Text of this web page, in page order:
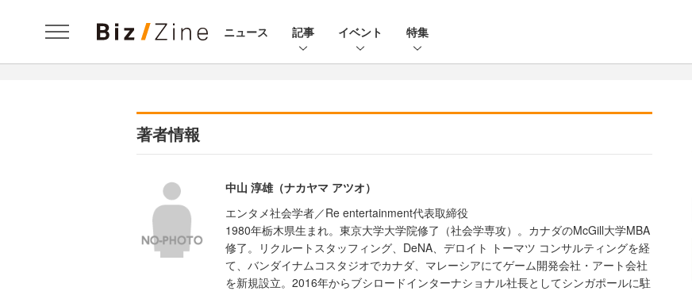
ニュース 記事 イベント 特集
著者情報
中山 淳雄（ナカヤマ アツオ）
エンタメ社会学者／Re entertainment代表取締役
1980年栃木県生まれ。東京大学大学院修了（社会学専攻）。カナダのMcGill大学MBA
修了。リクルートスタッフィング、DeNA、デロイト トーマツ コンサルティングを経
て、バンダイナムコスタジオでカナダ、マレーシアにてゲーム開発会社・アート会社
を新規設立。2016年からブシロードインターナショナル社長としてシンガポールに駐